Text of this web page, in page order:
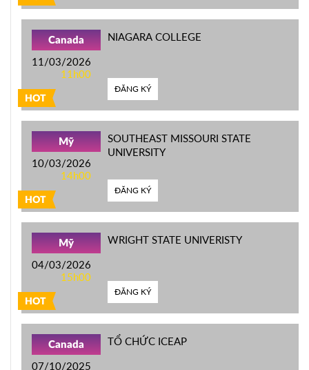
HOT
Canada
11/03/2026
11h00
NIAGARA COLLEGE
ĐĂNG KÝ
HOT
Mỹ
10/03/2026
14h00
SOUTHEAST MISSOURI STATE
UNIVERSITY
ĐĂNG KÝ
HOT
Mỹ
04/03/2026
15h00
WRIGHT STATE UNIVERISTY
ĐĂNG KÝ
Canada
07/10/2025
TỔ CHỨC ICEAP